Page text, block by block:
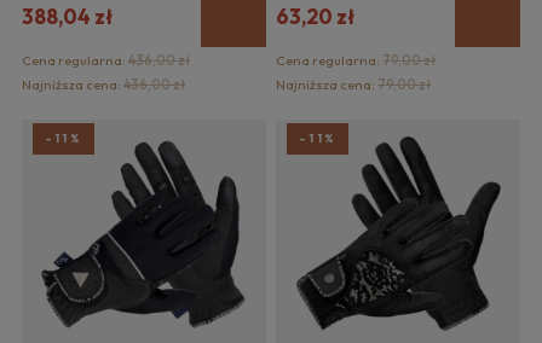
388,04 zł
Cena regularna: 436,00 zł
Najniższa cena: 436,00 zł
63,20 zł
Cena regularna:79,00 zł
Najniższa cena:79,00 zł
-11% -11%